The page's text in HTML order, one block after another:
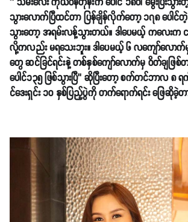
သွားလောက်ပြီထင်တာ ပြန်ချိန်လိုက်တော့ ၁၇၈ ပေါင်
သွားတော့ အရမ်းလန့်သွားတယ်။ ဒါပေမယ့် ကလေးက
လို့ကလည်း မရသေးဘူး။ ဒါပေမယ့် ၆ လကျော်လော
တွေ ဆင်ခြင်ရင်းနဲ့ တစ်နှစ်ကျော်လောက်မှ ဝိတ်ချဖြစ်
ပေါင်၁၃၅ ဖြစ်သွားပြီ’’ ဆိုပြီးတော့ စက်တင်ဘာလ ၈
င်ဒေးရှင်း ၁၀ နှစ်ပြည့်ပွဲကို တက်ရောက်ရင်း ဖြေဆိုခဲ့တာ